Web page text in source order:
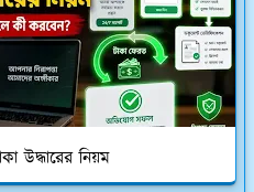
উদ্ধারের নিয়ম